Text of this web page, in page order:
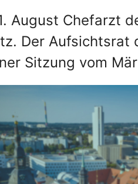
August Chefarzt
Der Aufsichtsrat
Sitzung vom